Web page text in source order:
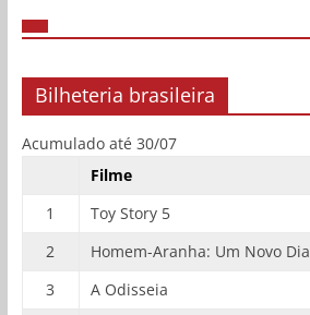
Bilheteria brasileira
Acumulado até 30/07
Filme
1
Toy Story 5
2
Homem-Aranha: Um Novo Dia
3
A Odisseia